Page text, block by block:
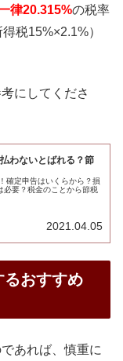
律20.315%の税率
税15%×2.1%）
にしてくださ
わないとばれる？節
確定申告はいくらから？損
必要？税金のことから節税
2021.04.05
るおすすめ
あれば、慎重に